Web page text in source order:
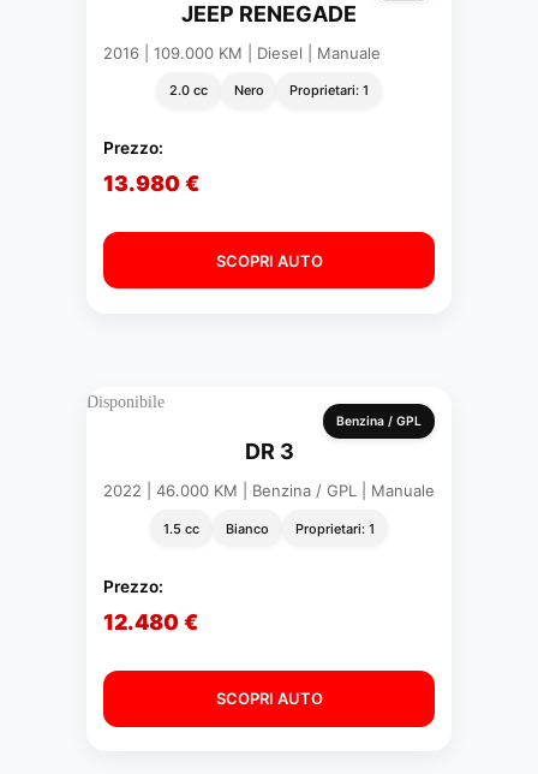
JEEP RENEGADE
2016 | 109.000 KM | Diesel | Manuale
2.0 cc Nero Proprietari: 1
Prezzo:
13.980 €
SCOPRI AUTO
Benzina / GPL
Disponibile
DR 3
2022 | 46.000 KM | Benzina / GPL | Manuale
1.5 cc Bianco Proprietari: 1
Prezzo:
12.480 €
SCOPRI AUTO